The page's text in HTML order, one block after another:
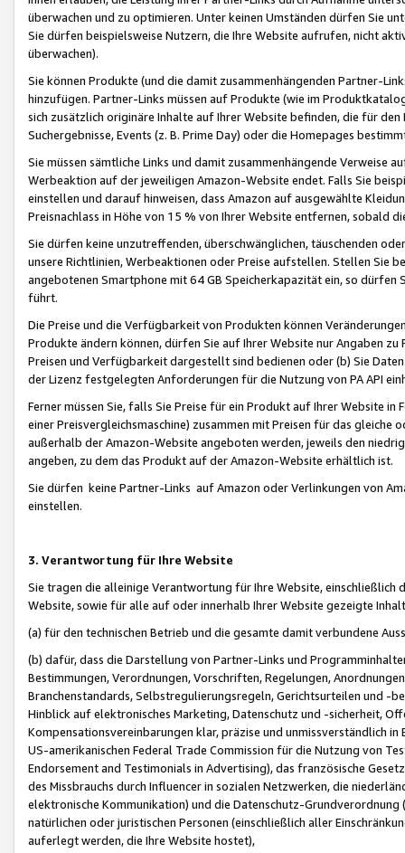
überwachen und zu optimieren. Unter keinen Umständen dürfen Sie
Sie dürfen beispielsweise Nutzern, die Ihre Website aufrufen, nicht
überwachen).
Sie können Produkte (und die damit zusammenhängenden Partner-
hinzufügen. Partner-Links müssen auf Produkte (wie im
sich zusätzlich originäre Inhalte auf Ihrer Website befinden, die für
Suchergebnisse, Events (z. B. Prime Day) oder die Homepages
Sie müssen sämtliche Links und damit zusammenhängende
Werbeaktion auf der jeweiligen Amazon-Website endet. Falls Sie
einstellen und darauf hinweisen, dass Amazon auf ausgewählte
Preisnachlass in Höhe von 15 % von Ihrer Website entfernen, sobald
Sie dürfen keine unzutreffenden, überschwänglichen, täuschenden
unsere Richtlinien, Werbeaktionen oder Preise aufstellen. Stellen Sie
angebotenen Smartphone mit 64 GB Speicherkapazität ein, so dürfen
führt.
Die Preise und die Verfügbarkeit von Produkten können
Produkte ändern können, dürfen Sie auf Ihrer Website nur Angaben
Preisen und Verfügbarkeit dargestellt sind bedienen oder (b) Sie
der Lizenz festgelegten Anforderungen für die Nutzung von PA API
Ferner müssen Sie, falls Sie Preise für ein Produkt auf Ihrer Website
einer Preisvergleichsmaschine) zusammen mit Preisen für das
außerhalb der Amazon-Website angeboten werden, jeweils den
angeben, zu dem das Produkt auf der Amazon-Website erhältlich ist.
Sie dürfen keine Partner-Links auf Amazon oder Verlinkungen von
einstellen.
3. Verantwortung für Ihre Website
Sie tragen die alleinige Verantwortung für Ihre Website,
Website, sowie für alle auf oder innerhalb Ihrer Website gezeigte
(a) für den technischen Betrieb und die gesamte damit verbundene
(b) dafür, dass die Darstellung von Partner-Links und
Bestimmungen, Verordnungen, Vorschriften, Regelungen,
Branchenstandards, Selbstregulierungsregeln, Gerichtsurteilen und -
Hinblick auf elektronisches Marketing, Datenschutz und -sicherheit,
Kompensationsvereinbarungen klar, präzise und unmissverständlich
US-amerikanischen Federal Trade Commission für die Nutzung von
Endorsement and Testimonials in Advertising), das französische
des Missbrauchs durch Influencer in sozialen Netzwerken, die
elektronische Kommunikation) und die Datenschutz-
natürlichen oder juristischen Personen (einschließlich aller
auferlegt werden, die Ihre Website hostet),